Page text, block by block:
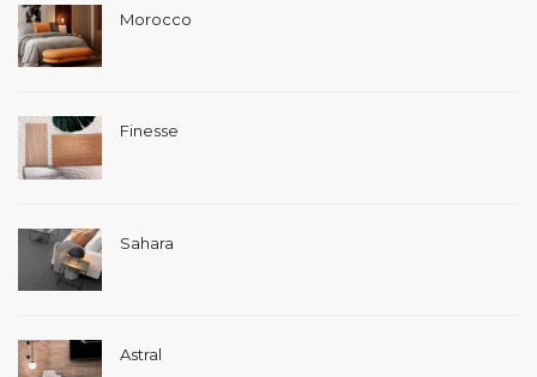
Morocco
Finesse
Sahara
Astral